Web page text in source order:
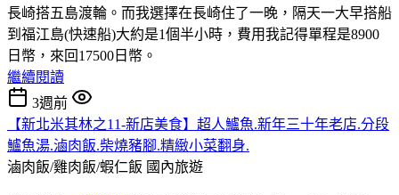
長崎搭五島渡輪。而我選擇在長崎住了一晚，隔天一大早搭船
到福江島(快速船)大約是1個半小時，費用我記得單程是8900
日幣，來回17500日幣。
繼續閱讀
3週前
【新北米其林之11-新店美食】超人鱸魚.新年三十年老店.分段
鱸魚湯.滷肉飯.柴燒豬腳.精緻小菜翻身.
滷肉飯/雞肉飯/蝦仁飯 國內旅遊